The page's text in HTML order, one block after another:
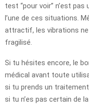
test “pour voir” n’est
l’une de ces situations.
attractif, les vibrations
fragilisé.
Si tu hésites encore, le
médical avant toute
si tu prends un
si tu n’es pas certain de